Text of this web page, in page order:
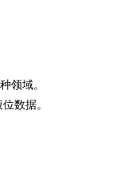
领域。
数据。